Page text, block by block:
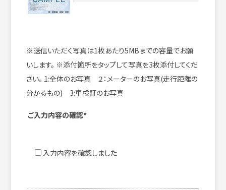
※送信いただく写真は1枚あたり5MBまでの容量でお願
いします。 ※添付箇所をタップして写真を3枚添付してくだ
さい。 1:全体のお写真 ２：メーターのお写真(走行距離の
分かるもの) 3:車検証のお写真
ご入力内容の確認*
入力内容を確認しました